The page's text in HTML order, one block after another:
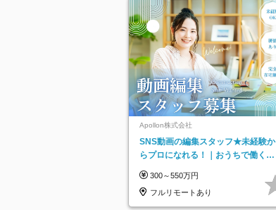
Apollon株式会社
SNS動画の編集スタッフ★未経験か
らプロになれる！｜おうちで働くフ
300～550万円
フルリモートあり